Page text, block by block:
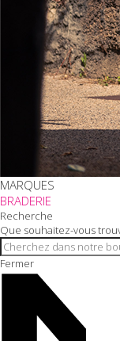
MARQUES
BRADERIE
Recherche
Que souhaitez-vous
Fermer